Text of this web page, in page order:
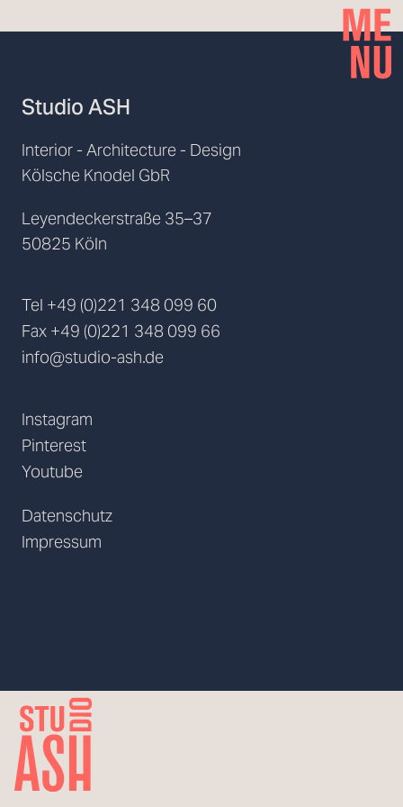
Studio ASH
Interior - Architecture - Design
Kölsche Knodel GbR
Leyendeckerstraße 35–37
50825 Köln
Tel +49 (0)221 348 099 60
Fax +49 (0)221 348 099 66
info@studio-ash.de
Instagram
Pinterest
Youtube
Datenschutz
Impressum